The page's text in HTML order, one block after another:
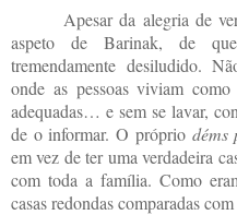
Apesar da alegria de
aspeto de Barinak, de
tremendamente desiludido.
onde as pessoas viviam
adequadas… e sem se lavar,
de o informar. O próprio déms
em vez de ter uma verdadeira
com toda a família. Como
casas redondas comparadas